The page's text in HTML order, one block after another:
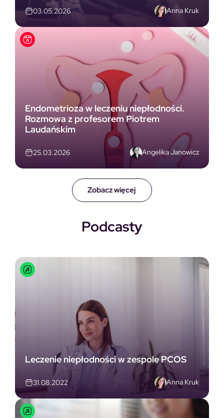
Zobacz więcej
03.05.2026 Anna Kruk
Endometrioza w leczeniu niepłodności.
Rozmowa z profesorem Piotrem
Laudańskim
25.03.2026 Angelika Janowicz
Podcasty
Leczenie niepłodności w zespole PCOS
31.08.2022 Anna Kruk